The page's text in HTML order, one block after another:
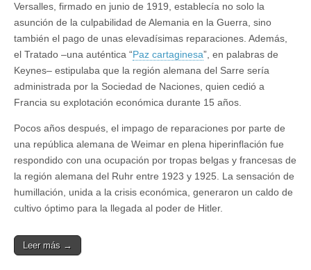
Versalles, firmado en junio de 1919, establecía no solo la
asunción de la culpabilidad de Alemania en la Guerra, sino
también el pago de unas elevadísimas reparaciones. Además,
el Tratado –una auténtica “Paz cartaginesa”, en palabras de
Keynes– estipulaba que la región alemana del Sarre sería
administrada por la Sociedad de Naciones, quien cedió a
Francia su explotación económica durante 15 años.
Pocos años después, el impago de reparaciones por parte de
una república alemana de Weimar en plena hiperinflación fue
respondido con una ocupación por tropas belgas y francesas de
la región alemana del Ruhr entre 1923 y 1925. La sensación de
humillación, unida a la crisis económica, generaron un caldo de
cultivo óptimo para la llegada al poder de Hitler.
Leer más →